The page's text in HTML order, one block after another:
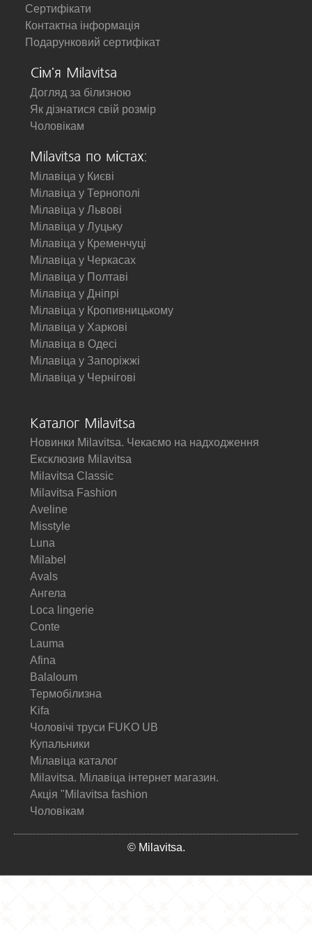
Сертифікати
Контактна інформація
Подарунковий сертифікат
Сім'я Milavitsa
Догляд за білизною
Як дізнатися свій розмір
Чоловікам
Milavitsa по містах:
Мілавіца у Києві
Мілавіца у Тернополі
Мілавіца у Львові
Мілавіца у Луцьку
Мілавіца у Кременчуці
Мілавіца у Черкасах
Мілавіца у Полтаві
Мілавіца у Дніпрі
Мілавіца у Кропивницькому
Мілавіца у Харкові
Мілавіца в Одесі
Мілавіца у Запоріжжі
Мілавіца у Чернігові
Каталог Milavitsa
Новинки Milavitsa. Чекаємо на надходження
Ексклюзив Milavitsa
Milavitsa Classic
Milavitsa Fashion
Aveline
Misstyle
Luna
Milabel
Avals
Ангела
Loca lingerie
Conte
Lauma
Afina
Balaloum
Термобілизна
Kifa
Чоловічі труси FUKO UB
Купальники
Мілавіца каталог
Milavitsa. Мілавіца інтернет магазин.
Акція "Milavitsa fashion
Чоловікам
© Milavitsa.